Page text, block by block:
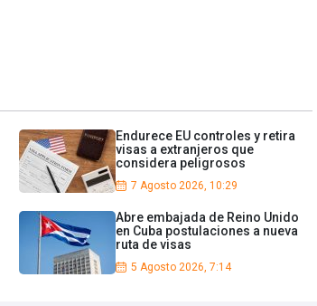
Endurece EU controles y retira
visas a extranjeros que
considera peligrosos
7 Agosto 2026, 10:29
Abre embajada de Reino Unido
en Cuba postulaciones a nueva
ruta de visas
5 Agosto 2026, 7:14